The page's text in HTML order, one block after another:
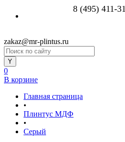
8 (495) 411-
zakaz@mr-plintus.ru
0
В корзине
Главная страница
•
Плинтус МДФ
•
Серый